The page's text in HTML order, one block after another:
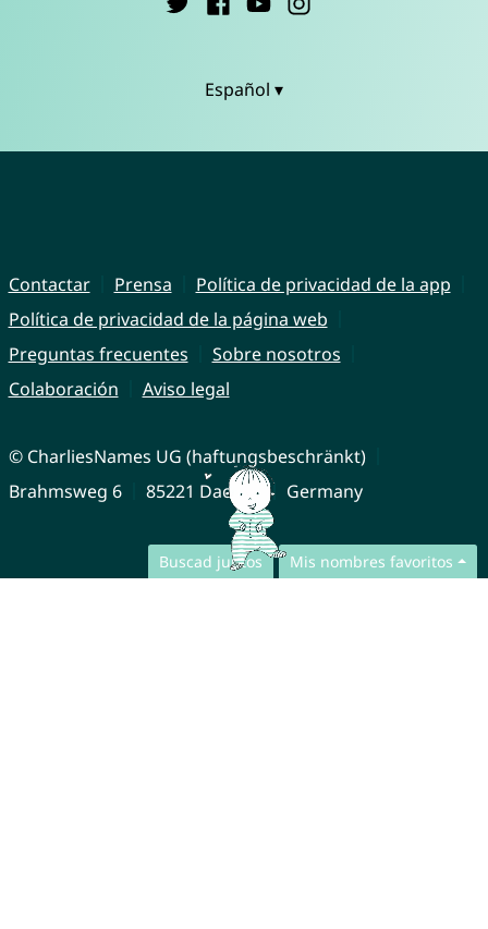
Buscad juntos Mis nombres favoritos
Español ▾
Contactar Prensa
Política de privacidad de la app
Política de privacidad de la página web
Preguntas frecuentes
Sobre nosotros
Colaboración
Aviso legal
© CharliesNames UG (haftungsbeschränkt)
Brahmsweg 6
85221 Dachau Germany